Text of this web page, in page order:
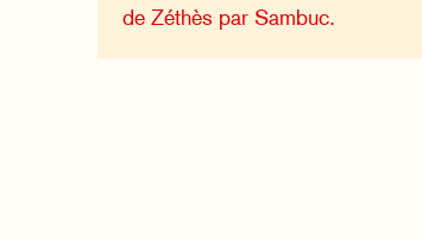
de Zéthès par Sambuc.